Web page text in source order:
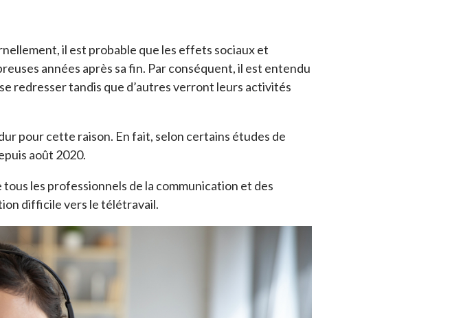
il est probable que les effets sociaux et
années après sa fin. Par conséquent, il est entendu
redresser tandis que d’autres verront leurs activités
pour cette raison. En fait, selon certains études de
août 2020.
les professionnels de la communication et des
difficile vers le télétravail.